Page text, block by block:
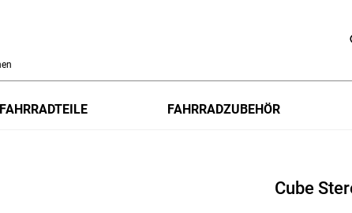
FAHRRADTEILE FAHRRADZUBEHÖR
Cube